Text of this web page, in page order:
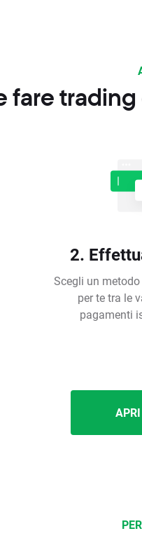
fare trading
2.
Scegli un
per te tra le
pagamenti